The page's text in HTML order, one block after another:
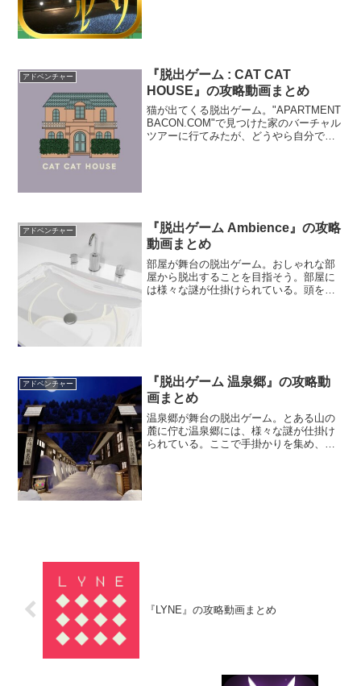
アドベンチャー
『脱出ゲーム : CAT CAT
HOUSE』の攻略動画まとめ
猫が出てくる脱出ゲーム。"APARTMENT
BACON.COM"で見つけた家のバーチャル
ツアーに行てみたが、どうやら自分で脱
アドベンチャー
『脱出ゲーム Ambience』の攻略
動画まとめ
部屋が舞台の脱出ゲーム。おしゃれな部
屋から脱出することを目指そう。部屋に
は様々な謎が仕掛けられている。頭を使
アドベンチャー
『脱出ゲーム 温泉郷』の攻略動
画まとめ
温泉郷が舞台の脱出ゲーム。とある山の
麓に佇む温泉郷には、様々な謎が仕掛け
られている。ここで手掛かりを集め、温
『LYNE』の攻略動画まとめ